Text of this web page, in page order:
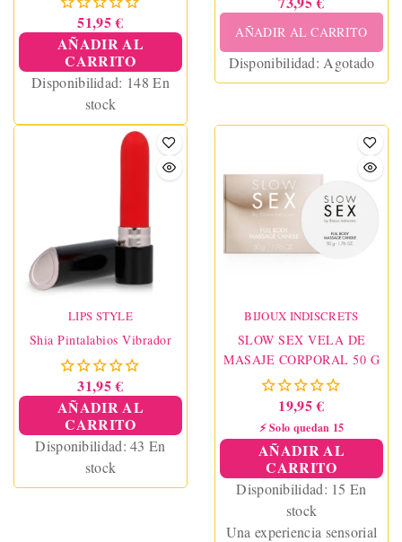
51,95 €
AÑADIR AL
CARRITO
Disponibilidad: 148 En
stock
AÑADIR AL CARRITO
Disponibilidad: Agotado
LIPS STYLE
Shia Pintalabios Vibrador
31,95 €
AÑADIR AL
CARRITO
Disponibilidad:43 En
stock
BIJOUX INDISCRETS
SLOW SEX VELA DE
MASAJE CORPORAL 50 G
19,95 €
⚡ Solo quedan 15
AÑADIR AL
CARRITO
Disponibilidad: 15 En
stock
Una experiencia sensorial